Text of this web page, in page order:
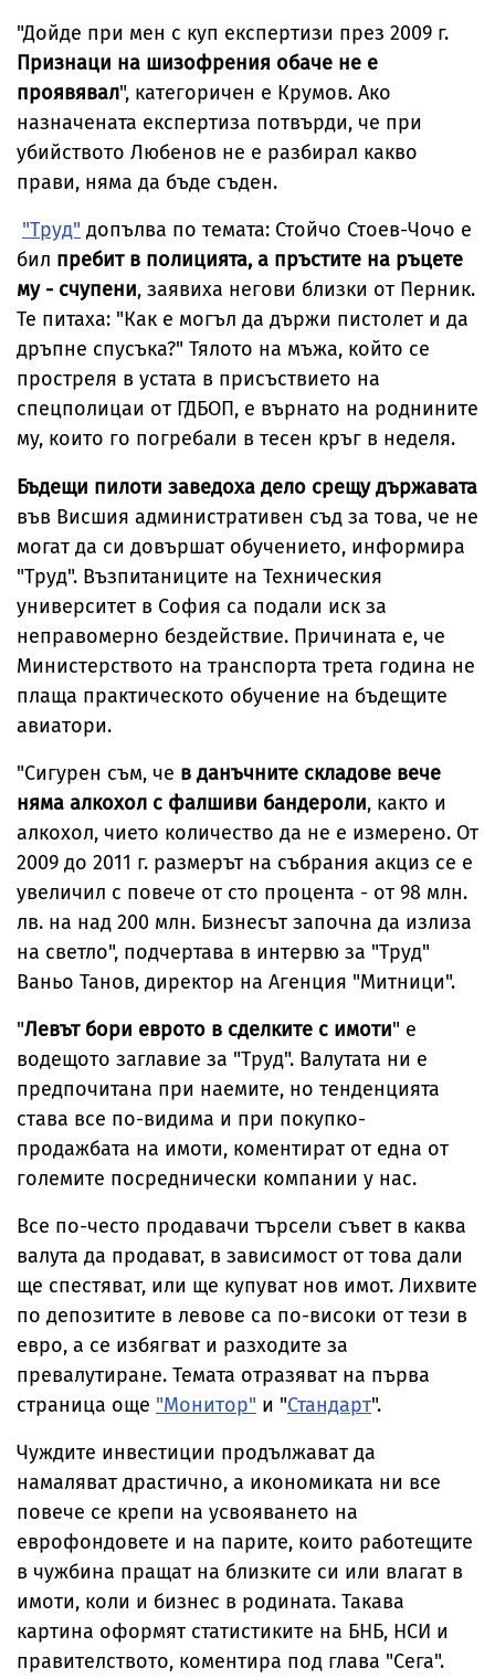
"Дойде при мен с куп експертизи през 2009 г.
Признаци на шизофрения обаче не е
проявявал", категоричен е Крумов. Ако
назначената експертиза потвърди, че при
убийството Любенов не е разбирал какво
прави, няма да бъде съден.
"Труд" допълва по темата: Стойчо Стоев-Чочо е
бил пребит в полицията, а пръстите на ръцете
му - счупени, заявиха негови близки от Перник.
Те питаха: "Как e могъл да държи пистолет и да
дръпне спусъка?" Тялото на мъжа, който се
простреля в устата в присъствието на
спецполицаи от ГДБОП, е върнато на роднините
му, които го погребали в тесен кръг в неделя.
Бъдещи пилоти заведоха дело срещу държавата
във Висшия административен съд за това, че не
могат да си довършат обучението, информира
"Труд". Възпитаниците на Техническия
университет в София са подали иск за
неправомерно бездействие. Причината е, че
Министерството на транспорта трета година не
плаща практическото обучение на бъдещите
авиатори.
"Сигурен съм, че в данъчните складове вече
няма алкохол с фалшиви бандероли, както и
алкохол, чието количество да не е измерено. От
2009 до 2011 г. размерът на събрания акциз се е
увеличил с повече от сто процента - от 98 млн.
лв. на над 200 млн. Бизнесът започна да излиза
на светло", подчертава в интервю за "Труд"
Ваньо Танов, директор на Агенция "Митници".
"Левът бори еврото в сделките с имоти" е
водещото заглавие за "Труд". Валутата ни е
предпочитана при наемите, но тенденцията
стaвa все по-видима и при покупко-
продажбата на имоти, коментират от една от
големите посреднически компании у нас.
Все по-често продавачи търсели съвет в каква
валута да продават, в зависимост от това дали
ще спестяват, или ще купуват нов имот. Лихвите
по депозитите в левове са по-високи от тези в
евро, а се избягват и разходите за
превалутиране. Темата отразяват на първа
страница още "Монитор" и "Стандарт".
Чуждите инвестиции продължават да
намаляват драстично, а икономиката ни все
повече се крепи на усвояването на
еврофондовете и на парите, които работещите
в чужбина пращат на близките си или влагат в
имоти, коли и бизнес в родината. Такава
картина оформят статистиките на БНБ, НСИ и
правителството, коментира под глава "Сега".